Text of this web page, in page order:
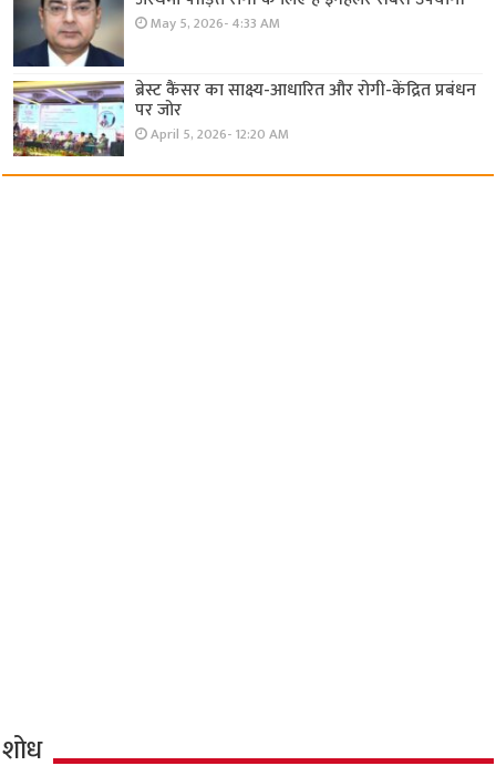
May 5, 2026- 4:33 AM
ब्रेस्ट कैंसर का साक्ष्य-आधारित और रोगी-केंद्रित प्रबंधन
पर जोर
April 5, 2026- 12:20 AM
शोध